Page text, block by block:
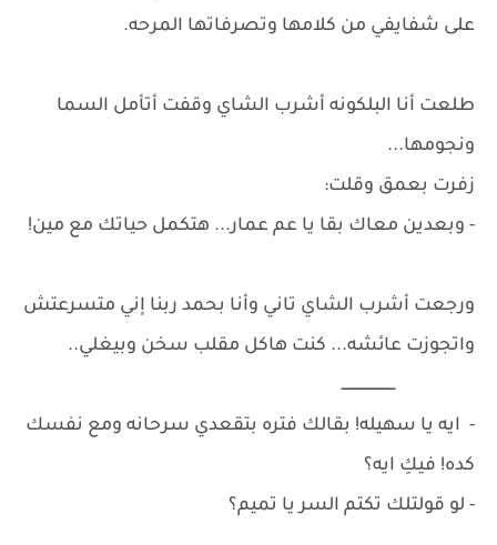
على شفايفي من كلامها وتصرفاتها المرحه.
طلعت أنا البلكونه أشرب الشاي وقفت أتأمل السما
ونجومها...
زفرت بعمق وقلت:
- وبعدين معاك بقا يا عم عمار... هتكمل حياتك مع مين!
ورجعت أشرب الشاي تاني وأنا بحمد ربنا إني متسرعتش
واتجوزت عائشه... كنت هاكل مقلب سخن وبيغلي..
ــــــــــــــــــــــــ
- ايه يا سهيله! بقالك فتره بتقعدي سرحانه ومع نفسك
كده! فيكِ ايه؟
- لو قولتلك تكتم السر يا تميم؟